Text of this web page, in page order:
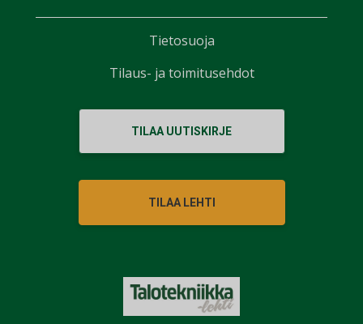
TILAA UUTISKIRJE
TILAA LEHTI
Tietosuoja
Tilaus- ja toimitusehdot